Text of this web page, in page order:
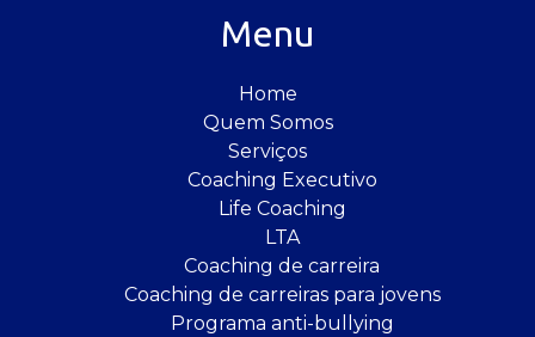
Menu
Home
Quem Somos
Serviços
Coaching Executivo
Life Coaching
LTA
Coaching de carreira
Coaching de carreiras para jovens
Programa anti-bullying